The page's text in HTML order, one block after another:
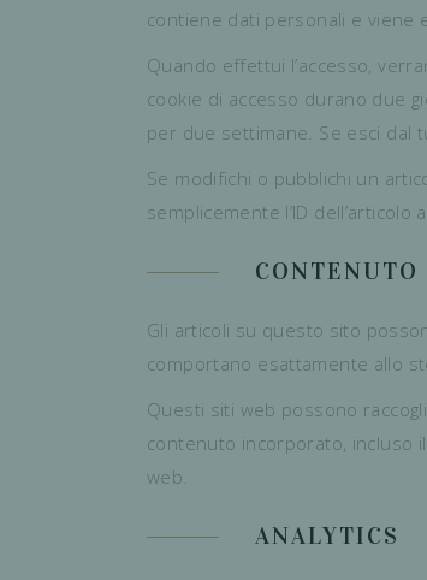
contiene dati personali e viene
Quando effettui l’accesso,
cookie di accesso durano due
per due settimane. Se esci dal
Se modifichi o pubblichi un
semplicemente l’ID
Gli articoli su questo sito
comportano esattamente allo
Questi siti web possono
contenuto incorporato, incluso
web.
ANALYTICS